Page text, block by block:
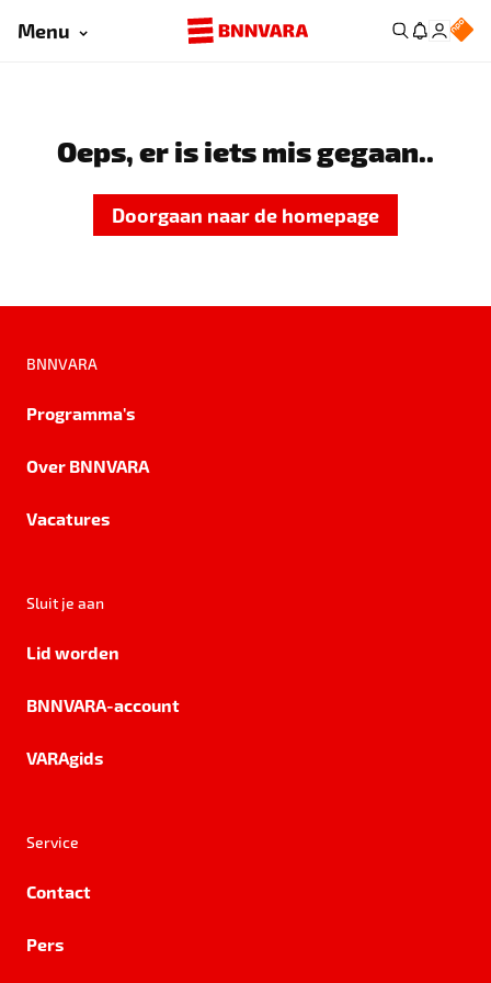
Menu
Oeps, er is iets mis gegaan..
Doorgaan naar de homepage
BNNVARA
Programma's
Over BNNVARA
Vacatures
Sluit je aan
Lid worden
BNNVARA-account
VARAgids
Service
Contact
Pers